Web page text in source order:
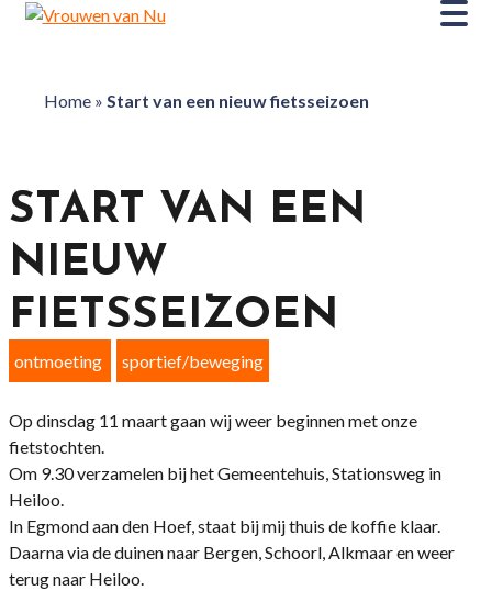
Home» Start van een nieuw fietsseizoen
START VAN EEN
NIEUW
FIETSSEIZOEN
ontmoeting sportief/beweging
Op dinsdag 11 maart gaan wij weer beginnen met onze
fietstochten.
Om 9.30 verzamelen bij het Gemeentehuis, Stationsweg in
Heiloo.
In Egmond aan den Hoef, staat bij mij thuis de koffie klaar.
Daarna via de duinen naar Bergen, Schoorl, Alkmaar en weer
terug naar Heiloo.